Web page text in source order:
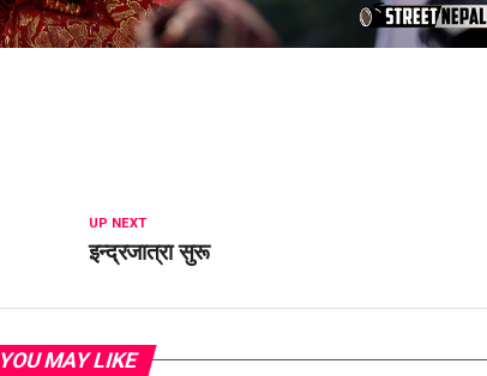
UP NEXT
इन्द्रजात्रा सुरू
YOU MAY LIKE